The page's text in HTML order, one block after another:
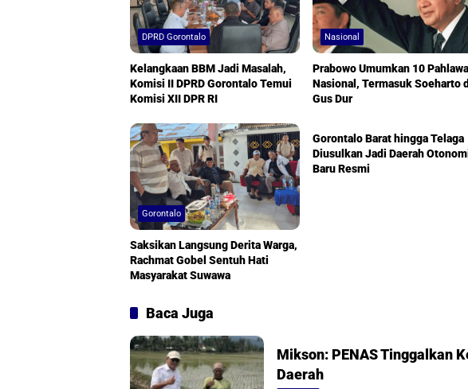
DPRD Gorontalo
Kelangkaan BBM Jadi Masalah,
Komisi II DPRD Gorontalo Temui
Komisi XII DPR RI
Nasional
Prabowo Umumkan 10
Nasional, Termasuk Soeharto
Gus Dur
Gorontalo
Saksikan Langsung Derita Warga,
Rachmat Gobel Sentuh Hati
Masyarakat Suwawa
Gorontalo Barat hingga Telaga
Diusulkan Jadi Daerah
Baru Resmi
Baca Juga
Mikson: PENAS Tinggalkan
Daerah